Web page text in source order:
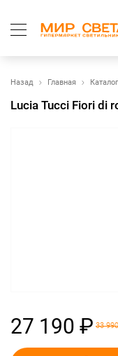
Назад Главная Каталог
Lucia Tucci Fiori di
27 190 ₽ 33